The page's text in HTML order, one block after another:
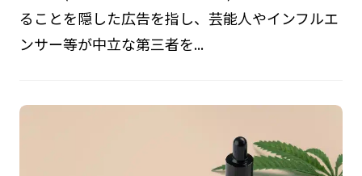
ることを隠した広告を指し、芸能人やインフルエ
ンサー等が中立な第三者を...